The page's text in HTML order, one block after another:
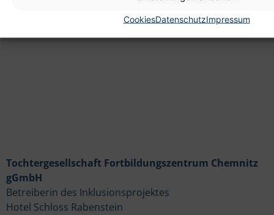
CookiesDatenschutzImpressum
Tochtergesellschaft Fortbildungszentrum Chemnitz
gGmbH
Betreiberin des Inklusionsprojektes
Hotel Schloss Rabenstein